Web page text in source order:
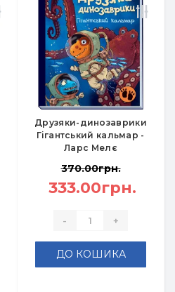
Друзяки-динозаврики
Гігантський кальмар -
Ларс Мелє
370.00грн.
333.00грн.
- +
ДО КОШИКА